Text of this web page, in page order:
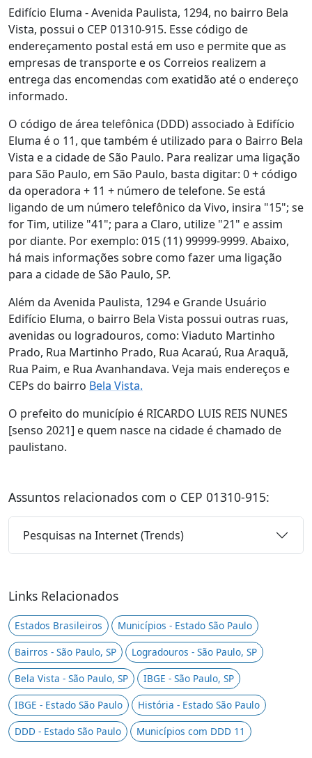
Edifício Eluma - Avenida Paulista, 1294, no bairro Bela
Vista, possui o CEP 01310-915. Esse código de
endereçamento postal está em uso e permite que as
empresas de transporte e os Correios realizem a
entrega das encomendas com exatidão até o endereço
informado.
O código de área telefônica (DDD) associado à Edifício
Eluma é o 11, que também é utilizado para o Bairro Bela
Vista e a cidade de São Paulo. Para realizar uma ligação
para São Paulo, em São Paulo, basta digitar: 0 + código
da operadora + 11 + número de telefone. Se está
ligando de um número telefônico da Vivo, insira "15"; se
for Tim, utilize "41"; para a Claro, utilize "21" e assim
por diante. Por exemplo: 015 (11) 99999-9999. Abaixo,
há mais informações sobre como fazer uma ligação
para a cidade de São Paulo, SP.
Além da Avenida Paulista, 1294 e Grande Usuário
Edifício Eluma, o bairro Bela Vista possui outras ruas,
avenidas ou logradouros, como: Viaduto Martinho
Prado, Rua Martinho Prado, Rua Acaraú, Rua Araquã,
Rua Paim, e Rua Avanhandava. Veja mais endereços e
CEPs do bairro Bela Vista.
O prefeito do município é RICARDO LUIS REIS NUNES
[senso 2021] e quem nasce na cidade é chamado de
paulistano.
Assuntos relacionados com o CEP 01310-915:
Pesquisas na Internet (Trends)
Links Relacionados
Estados Brasileiros
Municípios - Estado São Paulo
Bairros - São Paulo, SP
Logradouros - São Paulo, SP
Bela Vista - São Paulo, SP
IBGE - São Paulo, SP
IBGE - Estado São Paulo
História - Estado São Paulo
DDD - Estado São Paulo
Municípios com DDD 11